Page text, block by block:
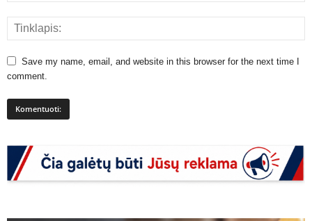
Save my name, email, and website in this browser for the next time I
comment.